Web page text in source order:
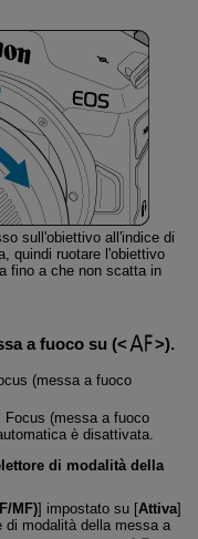
sull'obiettivo all'indice di
quindi ruotare l'obiettivo
fino a che non scatta in
a fuoco su ( ).
(messa a fuoco
Focus (messa a fuoco
è disattivata.
di modalità della
MF)] impostato su [Attiva]
di modalità della messa a